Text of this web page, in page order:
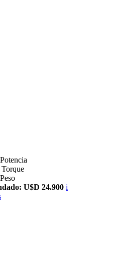
Potencia
Torque
Peso
U$D 24.900 i